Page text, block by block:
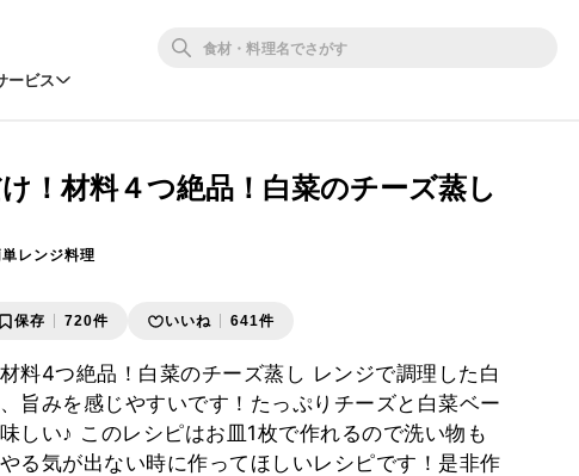
ービス
！材料４つ絶品！白菜のチーズ蒸し
レンジ料理
保存 720件 いいね 641件
料4つ絶品！白菜のチーズ蒸し レンジで調理した白
旨みを感じやすいです！たっぷりチーズと白菜ベー
しい♪ このレシピはお皿1枚で作れるので洗い物も
る気が出ない時に作ってほしいレシピです！是非作